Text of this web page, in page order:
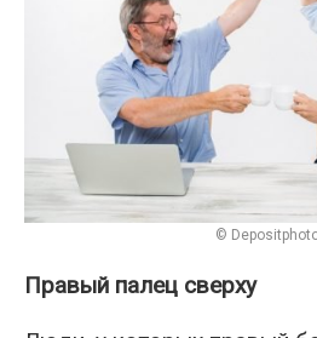
©
Правый палец сверху